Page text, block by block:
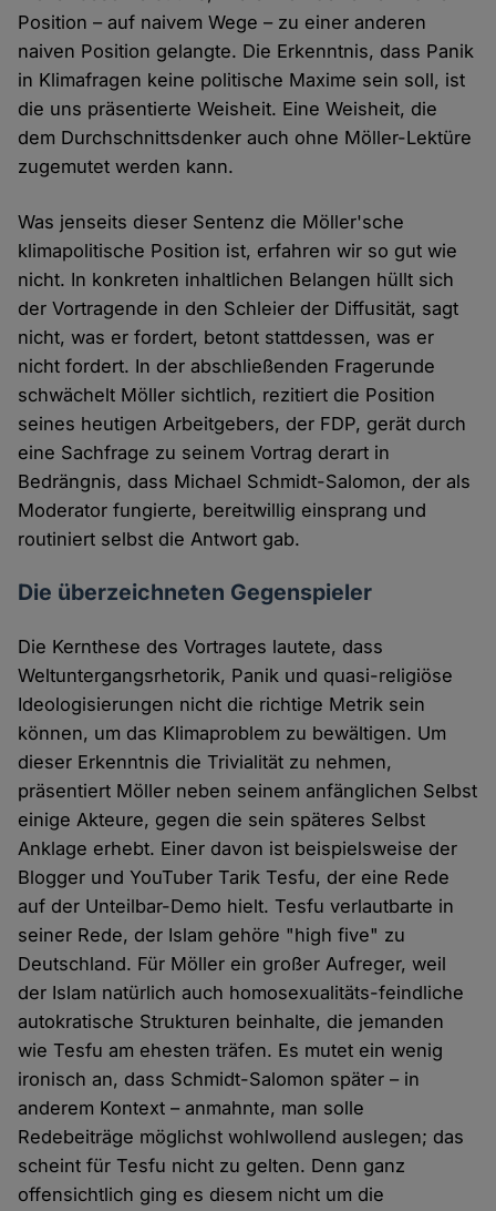
Position – auf naivem Wege – zu einer anderen
naiven Position gelangte. Die Erkenntnis, dass Panik
in Klimafragen keine politische Maxime sein soll, ist
die uns präsentierte Weisheit. Eine Weisheit, die
dem Durchschnittsdenker auch ohne Möller-Lektüre
zugemutet werden kann.
Was jenseits dieser Sentenz die Möller'sche
klimapolitische Position ist, erfahren wir so gut wie
nicht. In konkreten inhaltlichen Belangen hüllt sich
der Vortragende in den Schleier der Diffusität, sagt
nicht, was er fordert, betont stattdessen, was er
nicht fordert. In der abschließenden Fragerunde
schwächelt Möller sichtlich, rezitiert die Position
seines heutigen Arbeitgebers, der FDP, gerät durch
eine Sachfrage zu seinem Vortrag derart in
Bedrängnis, dass Michael Schmidt-Salomon, der als
Moderator fungierte, bereitwillig einsprang und
routiniert selbst die Antwort gab.
Die überzeichneten Gegenspieler
Die Kernthese des Vortrages lautete, dass
Weltuntergangsrhetorik, Panik und quasi-religiöse
Ideologisierungen nicht die richtige Metrik sein
können, um das Klimaproblem zu bewältigen. Um
dieser Erkenntnis die Trivialität zu nehmen,
präsentiert Möller neben seinem anfänglichen Selbst
einige Akteure, gegen die sein späteres Selbst
Anklage erhebt. Einer davon ist beispielsweise der
Blogger und YouTuber Tarik Tesfu, der eine Rede
auf der Unteilbar-Demo hielt. Tesfu verlautbarte in
seiner Rede, der Islam gehöre "high five" zu
Deutschland. Für Möller ein großer Aufreger, weil
der Islam natürlich auch homosexualitäts-feindliche
autokratische Strukturen beinhalte, die jemanden
wie Tesfu am ehesten träfen. Es mutet ein wenig
ironisch an, dass Schmidt-Salomon später – in
anderem Kontext – anmahnte, man solle
Redebeiträge möglichst wohlwollend auslegen; das
scheint für Tesfu nicht zu gelten. Denn ganz
offensichtlich ging es diesem nicht um die